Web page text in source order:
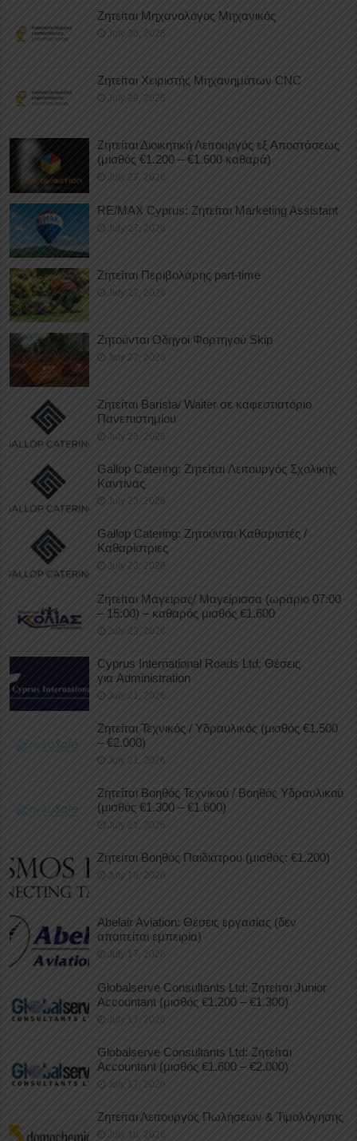
Ζητείται Μηχανολόγος Μηχανικός
July 30, 2026
Ζητείται Χειριστής Μηχανημάτων CNC
July 29, 2026
Ζητείται Διοικητική Λειτουργός εξ Αποστάσεως
(μισθός €1.200 – €1.600 καθαρά)
July 27, 2026
RE/MAX Cyprus: Ζητείται Marketing Assistant
July 27, 2026
Ζητείται Περιβολάρης part-time
July 27, 2026
Ζητούνται Οδηγοί Φορτηγού Skip
July 27, 2026
Ζητείται Barista/ Waiter σε καφεστιατόριο
Πανεπιστημίου
July 23, 2026
Gallop Catering: Ζητείται Λειτουργός Σχολικής
Καντίνας
July 23, 2026
Gallop Catering: Ζητούνται Καθαριστές /
Καθαρίστριες
July 23, 2026
Ζητείται Μάγειρας/ Μαγείρισσα (ωράριο 07:00
– 15:00) – καθαρός μισθός €1.600
July 23, 2026
Cyprus International Roads Ltd: Θέσεις
για Administration
July 21, 2026
Ζητείται Τεχνικός / Υδραυλικός (μισθός €1.500
– €2.000)
July 21, 2026
Ζητείται Βοηθός Τεχνικού / Βοηθός Υδραυλικού
(μισθός €1.300 – €1.600)
July 21, 2026
Ζητείται Βοηθός Παιδιάτρου (μισθός: €1.200)
July 18, 2026
Abelair Aviation: Θέσεις εργασίας (δεν
απαιτείται εμπειρία)
July 17, 2026
Globalserve Consultants Ltd: Ζητείται Junior
Accountant (μισθός €1.200 – €1.300)
July 17, 2026
Globalserve Consultants Ltd: Ζητείται
Accountant (μισθός €1.600 – €2.000)
July 17, 2026
Ζητείται Λειτουργός Πωλήσεων & Τιμολόγησης
July 16, 2026